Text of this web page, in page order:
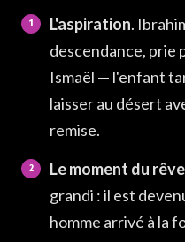
L'aspiration.
descendance, prie
Ismaël — l'enfant
laisser au désert
remise.
Le moment du rêve
grandi : il est
homme arrivé à la